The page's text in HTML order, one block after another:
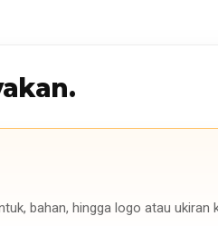
bahan, hingga logo atau ukiran